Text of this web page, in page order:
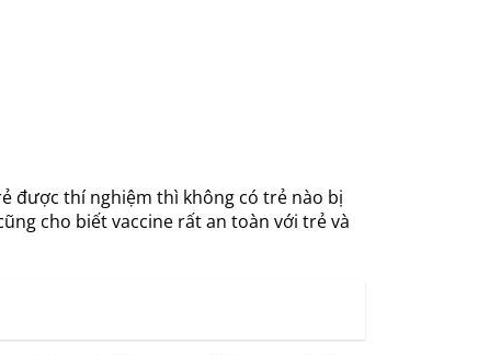
được thí nghiệm thì không có trẻ nào bị
cho biết vaccine rất an toàn với trẻ và